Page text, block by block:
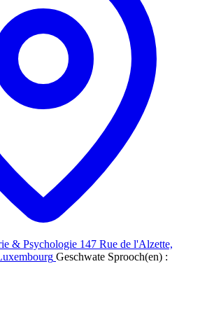
& Psychologie 147 Rue de l'Alzette,
Geschwate Sprooch(en) :